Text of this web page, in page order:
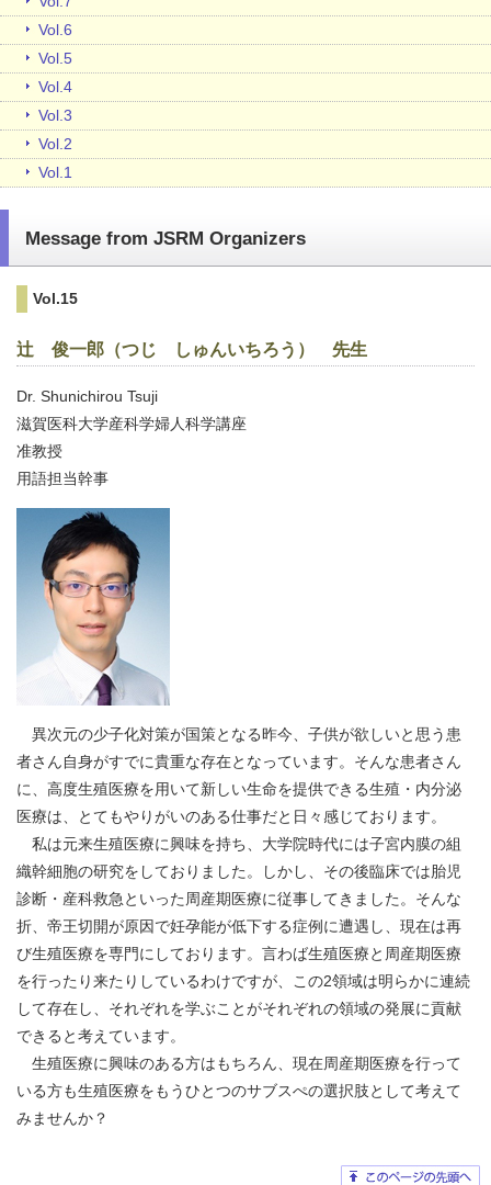
Vol.6
Vol.5
Vol.4
Vol.3
Vol.2
Vol.1
Message from JSRM Organizers
Vol.15
辻 俊一郎（つじ しゅんいちろう） 先生
Dr. Shunichirou Tsuji
滋賀医科大学産科学婦人科学講座
准教授
用語担当幹事
異次元の少子化対策が国策となる昨今、子供が欲しいと思う患
者さん自身がすでに貴重な存在となっています。そんな患者さん
に、高度生殖医療を用いて新しい生命を提供できる生殖・内分泌
医療は、とてもやりがいのある仕事だと日々感じております。
私は元来生殖医療に興味を持ち、大学院時代には子宮内膜の組
織幹細胞の研究をしておりました。しかし、その後臨床では胎児
診断・産科救急といった周産期医療に従事してきました。そんな
折、帝王切開が原因で妊孕能が低下する症例に遭遇し、現在は再
び生殖医療を専門にしております。言わば生殖医療と周産期医療
を行ったり来たりしているわけですが、この2領域は明らかに連続
して存在し、それぞれを学ぶことがそれぞれの領域の発展に貢献
できると考えています。
生殖医療に興味のある方はもちろん、現在周産期医療を行って
いる方も生殖医療をもうひとつのサブスぺの選択肢として考えて
みませんか？